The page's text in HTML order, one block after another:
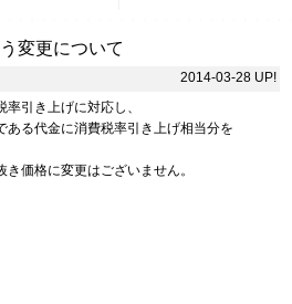
変更について
2014-03-28 UP!
引き上げに対応し、
ある代金に消費税率引き上げ相当分を
価格に変更はございません。